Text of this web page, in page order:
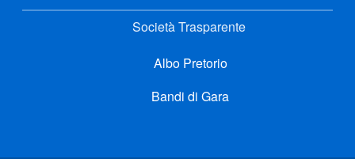
Società Trasparente
Albo Pretorio
Bandi di Gara